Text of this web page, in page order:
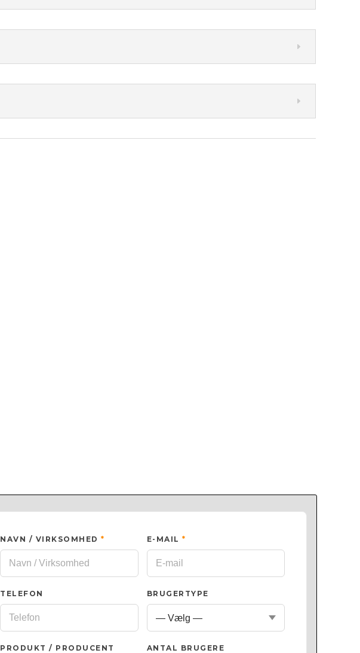
NAVN / VIRKSOMHED* E-MAIL *
TELEFON BRUGERTYPE
PRODUKT / PRODUCENT ANTAL BRUGERE